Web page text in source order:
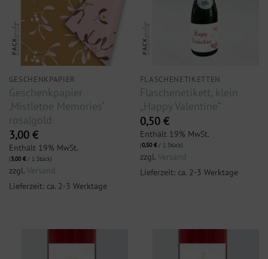
GESCHENKPAPIER
Geschenkpapier
‚Mistletoe Memories‘
rosa|gold
3,00 €
Enthält 19% MwSt.
(3,00€/ 1 Stück)
zzgl. Versand
Lieferzeit: ca. 2-3 Werktage
FLASCHENETIKETTEN
Flaschenetikett, klein
„Happy Valentine“
0,50 €
Enthält 19% MwSt.
(0,50€/ 1 Stück)
zzgl. Versand
Lieferzeit: ca. 2-3 Werktage